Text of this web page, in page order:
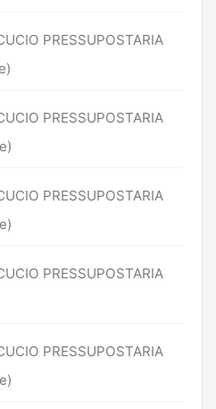
PRESSUPOSTARIA
PRESSUPOSTARIA
PRESSUPOSTARIA
PRESSUPOSTARIA
PRESSUPOSTARIA